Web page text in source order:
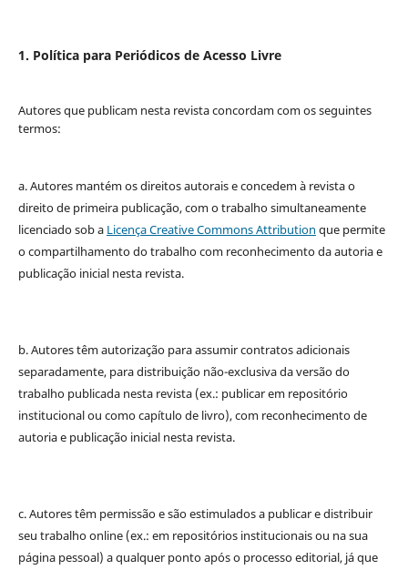
1. Política para Periódicos de Acesso Livre
Autores que publicam nesta revista concordam com os seguintes
termos:
a. Autores mantém os direitos autorais e concedem à revista o
direito de primeira publicação, com o trabalho simultaneamente
licenciado sob a Licença Creative Commons Attribution que permite
o compartilhamento do trabalho com reconhecimento da autoria e
publicação inicial nesta revista.
b. Autores têm autorização para assumir contratos adicionais
separadamente, para distribuição não-exclusiva da versão do
trabalho publicada nesta revista (ex.: publicar em repositório
institucional ou como capítulo de livro), com reconhecimento de
autoria e publicação inicial nesta revista.
c. Autores têm permissão e são estimulados a publicar e distribuir
seu trabalho online (ex.: em repositórios institucionais ou na sua
página pessoal) a qualquer ponto após o processo editorial, já que